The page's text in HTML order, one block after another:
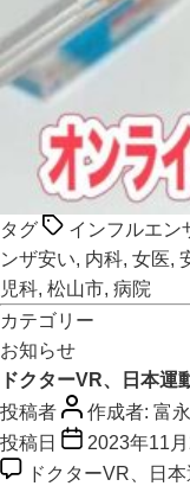
タグ インフルエン
ンザ安い, 内科, 女医,
児科, 松山市, 病院
カテゴリー
お知らせ
ドクターVR、日本運
投稿者
作成者: 富
投稿日
2023年11月
ドクターVR、日